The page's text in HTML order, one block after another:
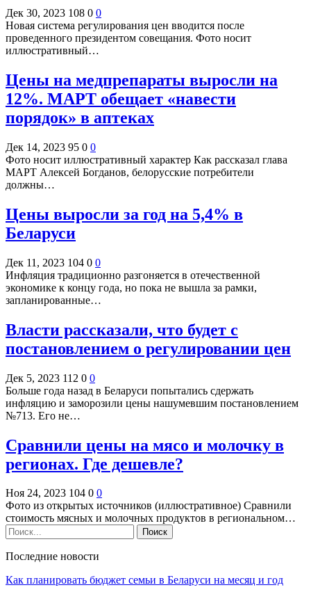
Дек 30, 2023 108 0 0
Новая система регулирования цен вводится после
проведенного президентом совещания. Фото носит
иллюстративный…
Цены на медпрепараты выросли на
12%. МАРТ обещает «навести
порядок» в аптеках
Дек 14, 2023 95 0 0
Фото носит иллюстративный характер Как рассказал глава
МАРТ Алексей Богданов, белорусские потребители
должны…
Цены выросли за год на 5,4% в
Беларуси
Дек 11, 2023 104 0 0
Инфляция традиционно разгоняется в отечественной
экономике к концу года, но пока не вышла за рамки,
запланированные…
Власти рассказали, что будет с
постановлением о регулировании цен
Дек 5, 2023 112 0 0
Больше года назад в Беларуси попытались сдержать
инфляцию и заморозили цены нашумевшим постановлением
№713. Его не…
Сравнили цены на мясо и молочку в
регионах. Где дешевле?
Ноя 24, 2023 104 0 0
Фото из открытых источников (иллюстративное) Сравнили
стоимость мясных и молочных продуктов в региональном…
Последние новости
Как планировать бюджет семьи в Беларуси на месяц и год